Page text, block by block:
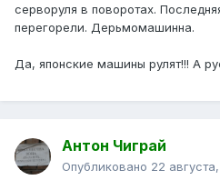
серворуля в поворотах.
перегорели. Дерьмомашинна.
Да, японские машины рулят!!! А
Антон Чиграй
Опубликовано 22